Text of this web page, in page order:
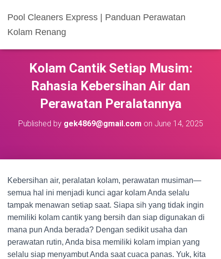
Pool Cleaners Express | Panduan Perawatan
Kolam Renang
Kolam Cantik Setiap Musim:
Rahasia Kebersihan Air dan
Perawatan Peralatannya
Published by gek4869@gmail.com on June 14, 2025
Kebersihan air, peralatan kolam, perawatan musiman—
semua hal ini menjadi kunci agar kolam Anda selalu
tampak menawan setiap saat. Siapa sih yang tidak ingin
memiliki kolam cantik yang bersih dan siap digunakan di
mana pun Anda berada? Dengan sedikit usaha dan
perawatan rutin, Anda bisa memiliki kolam impian yang
selalu siap menyambut Anda saat cuaca panas. Yuk, kita